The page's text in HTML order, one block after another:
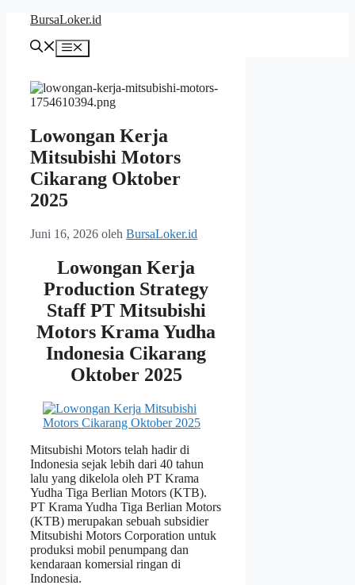
Langsung
BursaLoker.id
Menu
Lowongan Kerja
Mitsubishi Motors
Cikarang Oktober
2025
Juni 16, 2026 oleh BursaLoker.id
Lowongan Kerja
Production Strategy
Staff PT Mitsubishi
Motors Krama Yudha
Indonesia Cikarang
Oktober 2025
Mitsubishi Motors telah hadir di
Indonesia sejak lebih dari 40 tahun
lalu yang dikelola oleh PT Krama
Yudha Tiga Berlian Motors (KTB).
PT Krama Yudha Tiga Berlian Motors
(KTB) merupakan sebuah subsidier
Mitsubishi Motors Corporation untuk
produksi mobil penumpang dan
kendaraan komersial ringan di
Indonesia.